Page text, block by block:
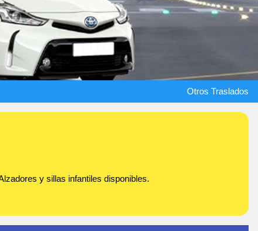
Otros Traslados
y sillas infantiles disponibles.